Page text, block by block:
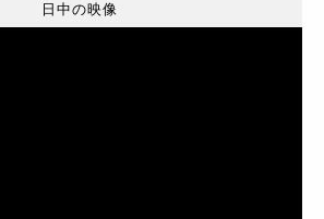
日中の映像